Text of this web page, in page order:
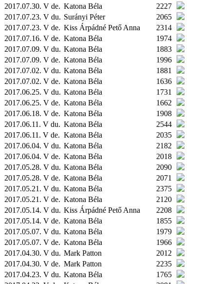
2017.07.30. V de. Katona Béla
2227
2017.07.23. V du. Surányi Péter
2065
2017.07.23. V de. Kiss Árpádné Pető Anna
2314
2017.07.16. V de. Katona Béla
1974
2017.07.09. V du. Katona Béla
1883
2017.07.09. V de. Katona Béla
1996
2017.07.02. V du. Katona Béla
1881
2017.07.02. V de. Katona Béla
1636
2017.06.25. V du. Katona Béla
1731
2017.06.25. V de. Katona Béla
1662
2017.06.18. V de. Katona Béla
1908
2017.06.11. V du. Katona Béla
2544
2017.06.11. V de. Katona Béla
2035
2017.06.04. V du. Katona Béla
2182
2017.06.04. V de. Katona Béla
2018
2017.05.28. V du. Katona Béla
2090
2017.05.28. V de. Katona Béla
2071
2017.05.21. V du. Katona Béla
2375
2017.05.21. V de. Katona Béla
2120
2017.05.14. V du. Kiss Árpádné Pető Anna
2208
2017.05.14. V de. Katona Béla
1855
2017.05.07. V du. Katona Béla
1979
2017.05.07. V de. Katona Béla
1966
2017.04.30. V du. Mark Patton
2012
2017.04.30. V de. Mark Patton
2235
2017.04.23. V du. Katona Béla
1765